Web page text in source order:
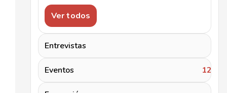
Ver todos
Entrevistas
Eventos 122